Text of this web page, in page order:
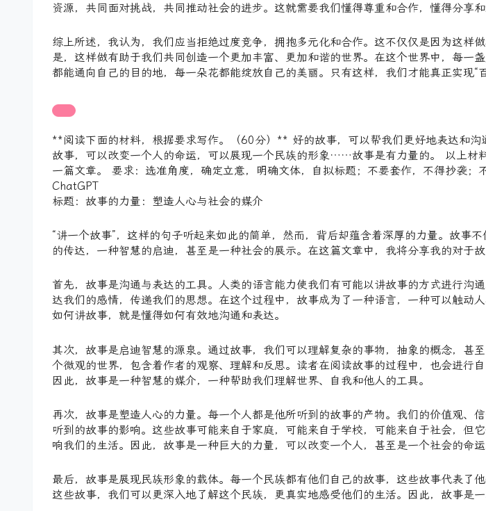
资源，共同面对挑战，共同推动社会的进步。这就需要我们懂得尊重和合作，懂得分享和
综上所述，我认为，我们应当拒绝过度竞争，拥抱多元化和合作。这不仅仅是因为这样
是，这样做有助于我们共同创造一个更加丰富、更加和谐的世界。在这个世界中，每一
都能通向自己的目的地，每一朵花都能绽放自己的美丽。只有这样，我们才能真正实现“
**阅读下面的材料，根据要求写作。（60分）** 好的故事，可以帮我们更好地表达和沟
故事，可以改变一个人的命运，可以展现一个民族的形象……故事是有力量的。 以上材
一篇文章。 要求：选准角度，确定立意，明确文体，自拟标题；不要套作，不得抄袭；
ChatGPT
标题：故事的力量：塑造人心与社会的媒介
“讲一个故事”，这样的句子听起来如此的简单，然而，背后却蕴含着深厚的力量。故事
的传达，一种智慧的启迪，甚至是一种社会的展示。在这篇文章中，我将分享我的对于故
首先，故事是沟通与表达的工具。人类的语言能力使我们有可能以讲故事的方式进行沟
达我们的感情，传递我们的思想。在这个过程中，故事成为了一种语言，一种可以触动
如何讲故事，就是懂得如何有效地沟通和表达。
其次，故事是启迪智慧的源泉。通过故事，我们可以理解复杂的事物，抽象的概念，甚
个微观的世界，包含着作者的观察、理解和反思。读者在阅读故事的过程中，也会进行
因此，故事是一种智慧的媒介，一种帮助我们理解世界、自我和他人的工具。
再次，故事是塑造人心的力量。每一个人都是他所听到的故事的产物。我们的价值观、
听到的故事的影响。这些故事可能来自于家庭，可能来自于学校，可能来自于社会，但
响我们的生活。因此，故事是一种巨大的力量，可以改变一个人，甚至是一个社会的命运
最后，故事是展现民族形象的载体。每一个民族都有他们自己的故事，这些故事代表了
这些故事，我们可以更深入地了解这个民族，更真实地感受他们的生活。因此，故事是